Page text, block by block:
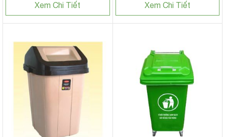
Xem Chi Tiết Xem Chi Tiết